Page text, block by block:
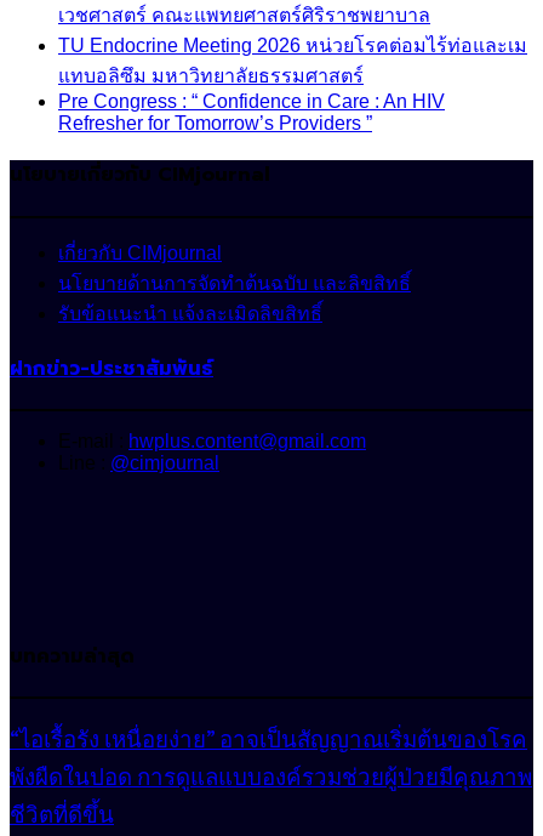
เวชศาสตร์ คณะแพทยศาสตร์ศิริราชพยาบาล
TU Endocrine Meeting 2026 หน่วยโรคต่อมไร้ท่อและเม
แทบอลิซึม มหาวิทยาลัยธรรมศาสตร์
Pre Congress : “ Confidence in Care : An HIV
Refresher for Tomorrow’s Providers ”
นโยบายเกี่ยวกับ CIMjournal
เกี่ยวกับ CIMjournal
นโยบายด้านการจัดทำต้นฉบับ และลิขสิทธิ์
รับข้อแนะนำ แจ้งละเมิดลิขสิทธิ์
ฝากข่าว-ประชาสัมพันธ์
E-mail : hwplus.content@gmail.com
Line : @cimjournal
บทความล่าสุด
“ไอเรื้อรัง เหนื่อยง่าย” อาจเป็นสัญญาณเริ่มต้นของโรค
พังผืดในปอด การดูแลแบบองค์รวมช่วยผู้ป่วยมีคุณภาพ
ชีวิตที่ดีขึ้น